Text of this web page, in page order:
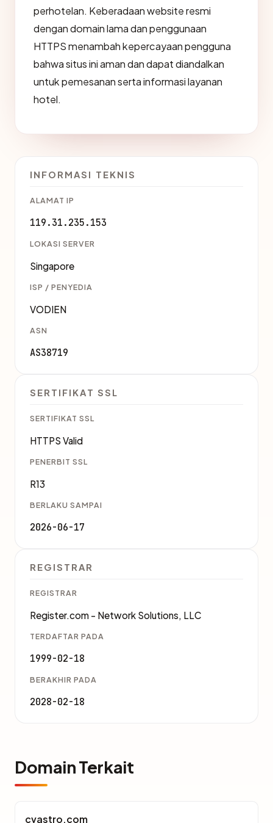
perhotelan. Keberadaan website resmi
dengan domain lama dan penggunaan
HTTPS menambah kepercayaan pengguna
bahwa situs ini aman dan dapat diandalkan
untuk pemesanan serta informasi layanan
hotel.
INFORMASI TEKNIS
ALAMAT IP
119.31.235.153
LOKASI SERVER
Singapore
ISP / PENYEDIA
VODIEN
ASN
AS38719
SERTIFIKAT SSL
SERTIFIKAT SSL
HTTPS Valid
PENERBIT SSL
R13
BERLAKU SAMPAI
2026-06-17
REGISTRAR
REGISTRAR
Register.com - Network Solutions, LLC
TERDAFTAR PADA
1999-02-18
BERAKHIR PADA
2028-02-18
Domain Terkait
cvastro.com